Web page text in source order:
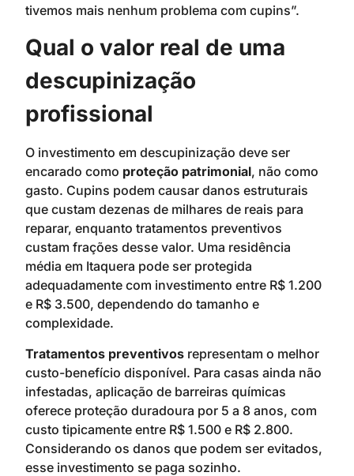
tivemos mais nenhum problema com cupins”.
Qual o valor real de uma
descupinização
profissional
O investimento em descupinização deve ser
encarado como proteção patrimonial, não como
gasto. Cupins podem causar danos estruturais
que custam dezenas de milhares de reais para
reparar, enquanto tratamentos preventivos
custam frações desse valor. Uma residência
média em Itaquera pode ser protegida
adequadamente com investimento entre R$ 1.200
e R$ 3.500, dependendo do tamanho e
complexidade.
Tratamentos preventivos representam o melhor
custo-benefício disponível. Para casas ainda não
infestadas, aplicação de barreiras químicas
oferece proteção duradoura por 5 a 8 anos, com
custo tipicamente entre R$ 1.500 e R$ 2.800.
Considerando os danos que podem ser evitados,
esse investimento se paga sozinho.